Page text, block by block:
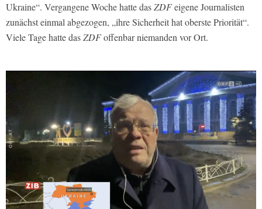
Ukraine“. Vergangene Woche hatte dasZDFeigene Journalisten
zunächst einmal abgezogen, „ihre Sicherheit hat oberste Priorität“.
Viele Tage hatte dasZDFoffenbar niemanden vor Ort.